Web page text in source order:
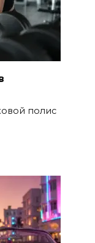
полис